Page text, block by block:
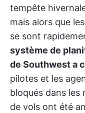
tempête
mais alors que
se sont
système de
de Southwest a
pilotes et les
bloqués dans les
de vols ont été